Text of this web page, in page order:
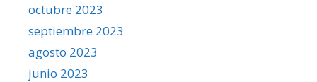
octubre 2023
septiembre 2023
agosto 2023
junio 2023